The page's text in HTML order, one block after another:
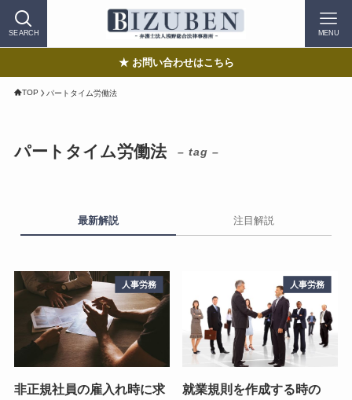
SEARCH MENU
★ お問い合わせはこちら
TOP パートタイム労働法
パートタイム労働法 – tag –
最新解説 注目解説
人事労務
非正規社員の雇入れ時に求
人事労務
就業規則を作成する時の